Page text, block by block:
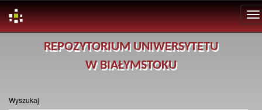
REPOZYTORIUM UNIWERSYTETU
W BIAŁYMSTOKU
Wyszukaj